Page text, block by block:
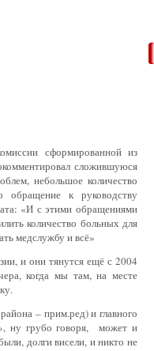
сформированной из
сложившуюся
небольшое количество
обращение к руководству
«И с этими обращениями
количество больных для
медслужбу и всё»
и они тянутся ещё с 2004
когда мы там, на месте
– прим.ред) и главного
ну грубо говоря, может и
долги висели, и никто не